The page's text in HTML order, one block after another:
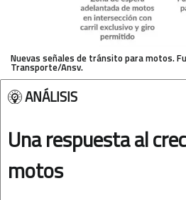
Nuevas señales de tránsito para motos.
Transporte/Ansv.
Una respuesta al
motos